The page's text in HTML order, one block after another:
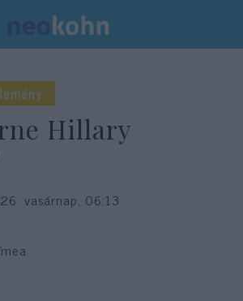
Hillary
vasárnap, 06:13